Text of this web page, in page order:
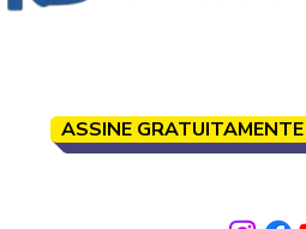
ASSINE